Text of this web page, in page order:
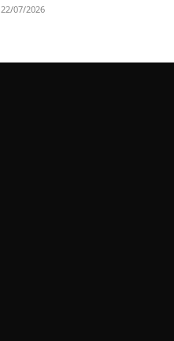
22/07/2026